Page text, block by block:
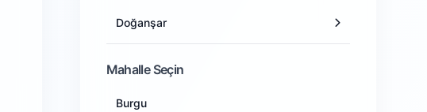
Aydın
Balıkesir
Doğanşar
Gemerek
Gölova
Mahalle Seçin
Burgu